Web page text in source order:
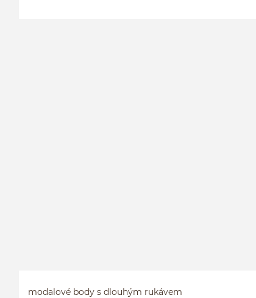
modalové body s dlouhým rukávem